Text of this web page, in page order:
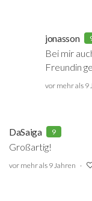
jonasson
Bei mir
Freundin
vor mehr als 9
DaSaiga 9
Großartig!
vor mehr als 9 Jahren